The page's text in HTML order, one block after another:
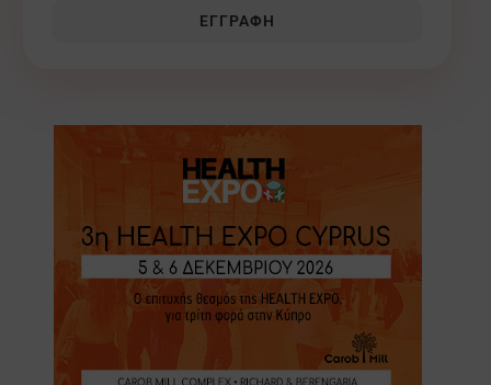
ΕΓΓΡΑΦΉ